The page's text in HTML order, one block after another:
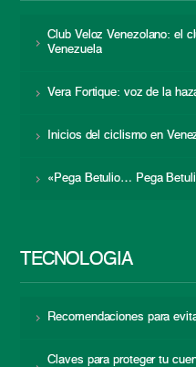
Club Veloz Venezolano: el
Venezuela
Vera Fortique: voz de la
Inicios del ciclismo en
«Pega Betulio… Pega
TECNOLOGÍA
Recomendaciones para
Claves para proteger tu